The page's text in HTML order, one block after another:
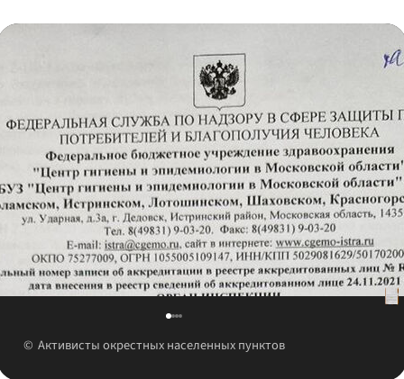
Активисты окрестных населенных пунктов